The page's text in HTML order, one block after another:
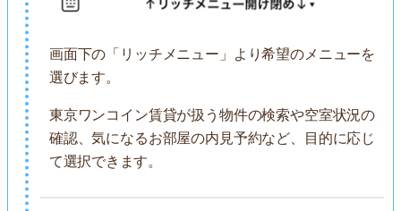
画面下の「リッチメニュー」より希望のメニューを
選びます。
東京ワンコイン賃貸が扱う物件の検索や空室状況の
確認、気になるお部屋の内見予約など、目的に応じ
て選択できます。